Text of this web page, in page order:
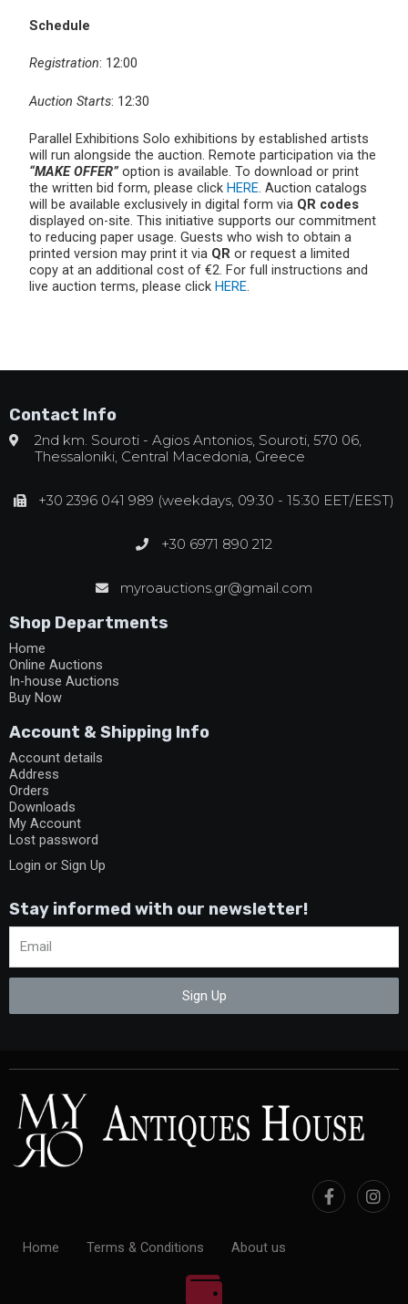
Schedule
Registration: 12:00
Auction Starts: 12:30
Parallel Exhibitions Solo exhibitions by established artists
will run alongside the auction. Remote participation via the
“MAKE OFFER”option is available. To download or print
the written bid form, please click HERE. Auction catalogs
will be available exclusively in digital form via QR codes
displayed on-site. This initiative supports our commitment
to reducing paper usage. Guests who wish to obtain a
printed version may print it via QR or request a limited
copy at an additional cost of €2. For full instructions and
live auction terms, please click HERE.
Contact Info
2nd km. Souroti - Agios Antonios, Souroti, 570 06,
Thessaloniki, Central Macedonia, Greece
+30 2396 041 989 (weekdays, 09:30 - 15:30 EET/EEST)
+30 6971 890 212
myroauctions.gr@gmail.com
Shop Departments
Home
Online Auctions
In-house Auctions
Buy Now
Account & Shipping Info
Account details
Address
Orders
Downloads
My Account
Lost password
Login or Sign Up
Stay informed with our newsletter!
Sign Up
Home Terms & Conditions About us